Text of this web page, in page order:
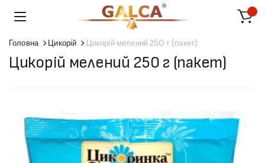
Головна Цикорій Цикорій мелений 250 г (пакет)
Цикорій мелений 250 г (пакет)